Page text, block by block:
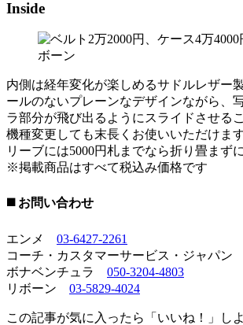
Inside
内側は経年変化が楽しめるサドルレザー
ールのないプレーンなデザインながら、
ラ部分が飛び出るようにスライドさせる
機種変更しても末長くお使いいただけま
リーブには5000円札までなら折り畳まず
※掲載商品はすべて税込み価格です
◼️ お問い合わせ
エンメ 03-6427-2261
コーチ・カスタマーサービス・ジャパン
ボナベンチュラ 050-3204-4803
リボーン 03-5829-4024
この記事が気に入ったら「いいね！」し